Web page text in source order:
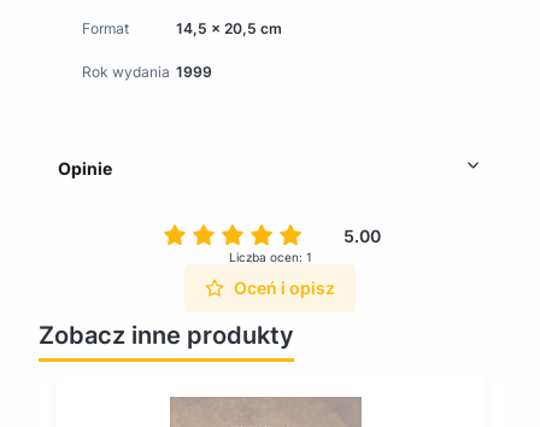
Format 14,5 x 20,5 cm
Rok wydania 1999
Opinie
5.00
Liczba ocen: 1
Oceń i opisz
Zobacz inne produkty